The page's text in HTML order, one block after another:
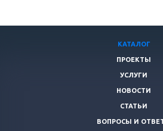
КАТАЛОГ
ПРОЕКТЫ
УСЛУГИ
НОВОСТИ
СТАТЬИ
ВОПРОСЫ И